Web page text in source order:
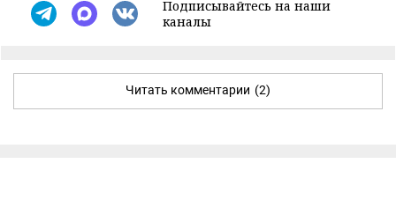
Подписывайтесь на наши
каналы
Читать комментарии (2)